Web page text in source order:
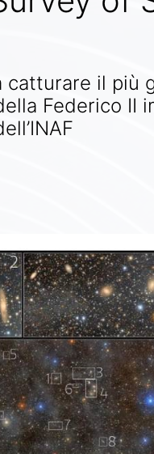
catturare il più
Federico II